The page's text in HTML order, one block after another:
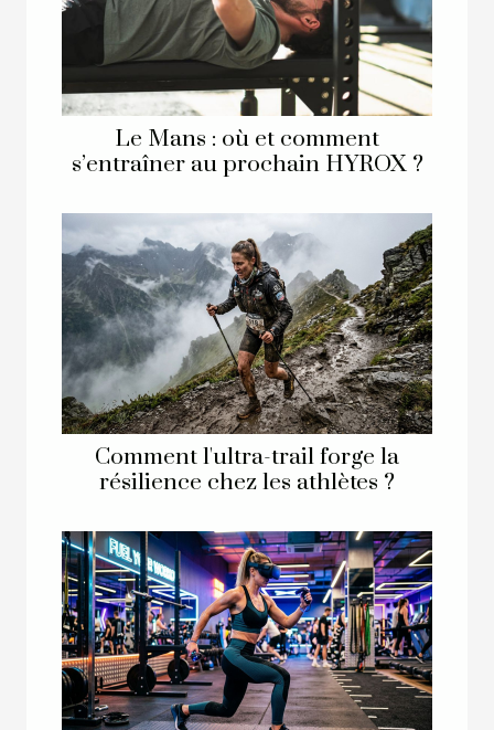
Le Mans : où et comment
s’entraîner au prochain HYROX ?
Comment l'ultra-trail forge la
résilience chez les athlètes ?